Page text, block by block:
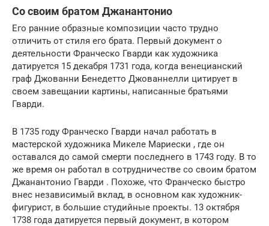
Со своим братом Джанантонио
Его ранние образные композиции часто трудно
отличить от стиля его брата. Первый документ о
деятельности Франческо Гварди как художника
датируется 15 декабря 1731 года, когда венецианский
граф Джованни Бенедетто Джованнелли цитирует в
своем завещании картины, написанные братьями
Гварди.
В 1735 году Франческо Гварди начал работать в
мастерской художника Микеле Мариески , где он
оставался до самой смерти последнего в 1743 году. В то
же время он работал в сотрудничестве со своим братом
Джанантонио Гварди . Похоже, что Франческо быстро
внес независимый вклад, в основном как художник-
фигурист, в большие студийные проекты. 13 октября
1738 года датируется первый документ, в котором